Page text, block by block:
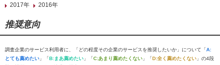
2017年
2016年
推奨意向
調査企業のサービス利用者に、「どの程度その企業のサービスを推奨したいか」について「A:
とても薦めたい 」「B:まあ薦めたい 」「C:あまり薦めたくない 」「D:全く薦めたくない 」の4段